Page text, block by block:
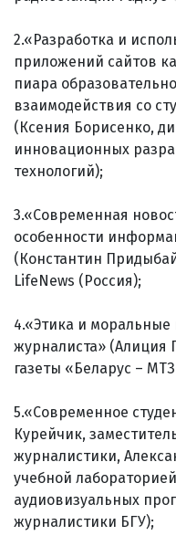
2.«Разработка и
приложений сайтов
пиара
взаимодействия со
(Ксения Борисенко,
инновационных
технологий);
3.«Современная
особенности
(Константин
LifeNews (Россия);
4.«Этика и
журналиста» (Алиция
газеты «Беларус –
5.«Современное
Курейчик,
журналистики,
учебной
аудиовизуальных
журналистики БГУ);